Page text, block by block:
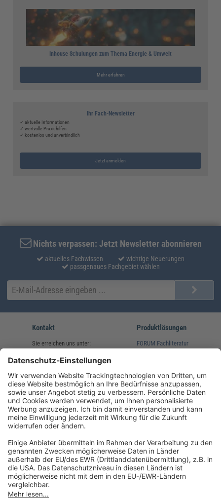
Inhouse Schulungen zum Thema Energie & Umwelt
Mehr erfahren
Ihr Fach-Newsletter
✓ aktuelle Informationen
✓ wertvolle Praxishilfen
✓ kostenlos und unverbindlich
Jetzt anmelden
Nichts verpassen: Jetzt Newsletter abonnieren
aktuelles Fachwissen
wichtige Neuerungen
passgenaues Fachgebiet wählen
Kontakt
Sie erreichen uns unter:
(08233) 38 11 23
service@forum-verlag.com
Mo-Do 07:30 - 17:00 Uhr
Fr 07:30 - 15:00 Uhr
Produktlösungen
FORUM Fachliteratur
Folgen Sie uns
Impressum